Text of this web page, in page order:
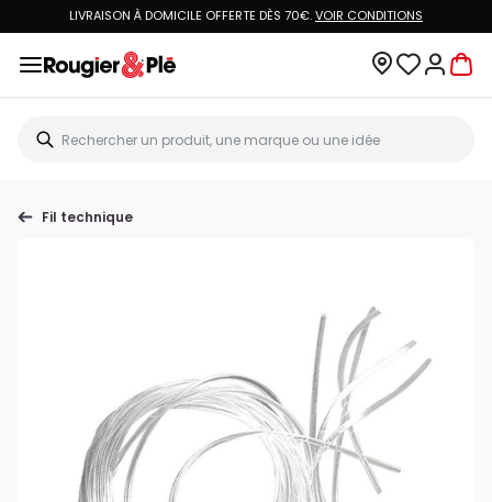
LIVRAISON À DOMICILE OFFERTE DÈS 70€.VOIR CONDITIONS
Fil technique